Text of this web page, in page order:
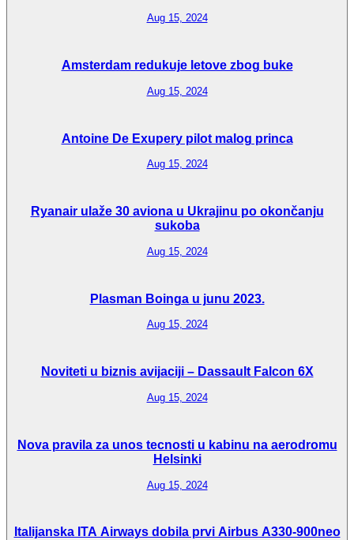
Aug 15, 2024
Amsterdam redukuje letove zbog buke
Aug 15, 2024
Antoine De Exupery pilot malog princa
Aug 15, 2024
Ryanair ulaže 30 aviona u Ukrajinu po okončanju
sukoba
Aug 15, 2024
Plasman Boinga u junu 2023.
Aug 15, 2024
Noviteti u biznis avijaciji – Dassault Falcon 6X
Aug 15, 2024
Nova pravila za unos tecnosti u kabinu na aerodromu
Helsinki
Aug 15, 2024
Italijanska ITA Airways dobila prvi Airbus A330-900neo